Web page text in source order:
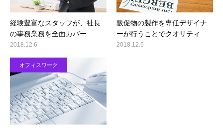
経験豊富なスタッフが、社長
の事務業務を全面カバー
2018.12.6
販促物の製作を専任デザイナ
ーが行うことでクオリティ…
2018.12.6
オフィスワーク